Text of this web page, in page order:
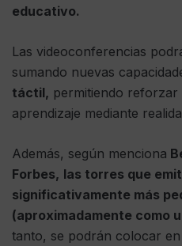
educativo.
Las videoconferencias
sumando nuevas
táctil, permitiendo reforzar
aprendizaje mediante
Además, según menciona
Forbes, las torres que
significativamente más
(aproximadamente como
tanto, se podrán colocar